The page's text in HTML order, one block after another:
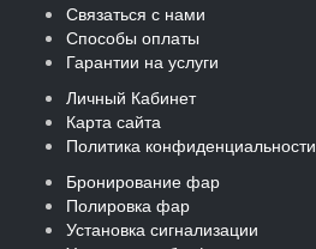
Связаться с нами
Способы оплаты
Гарантии на услуги
Личный Кабинет
Карта сайта
Политика конфиденциальности
Бронирование фар
Полировка фар
Установка сигнализации